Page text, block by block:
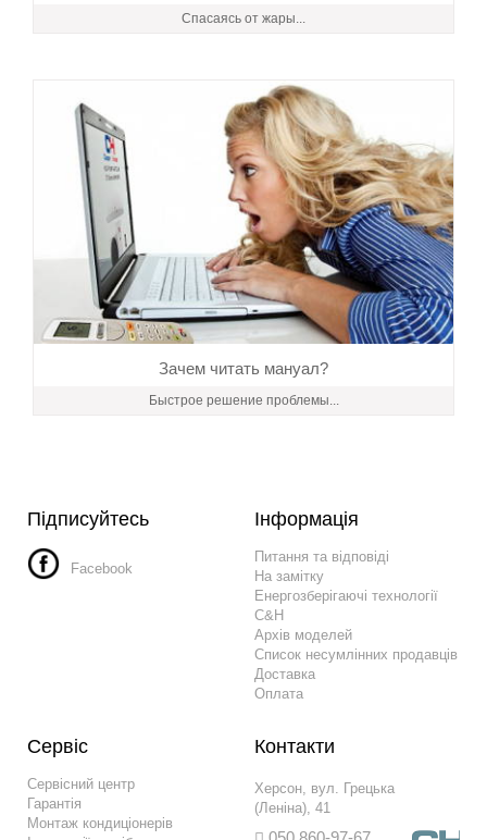
Спасаясь от жары...
Зачем читать мануал?
Быстрое решение проблемы...
Підписуйтесь
Facebook
Інформація
Питання та відповіді
На замітку
Енергозберігаючі технології
C&H
Архів моделей
Список несумлінних продавців
Доставка
Оплата
Сервіс
Сервісний центр
Гарантія
Монтаж кондиціонерів
Контакти
Херсон, вул. Грецька
(Леніна), 41